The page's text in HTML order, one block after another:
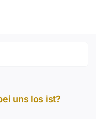
uns los ist?